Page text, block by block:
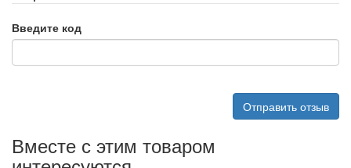
Введите код
Отправить отзыв
Вместе с этим товаром